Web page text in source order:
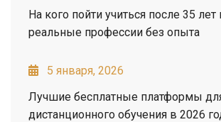
На кого пойти учиться после 35 лет
реальные профессии без опыта
5 января, 2026
Лучшие бесплатные платформы
дистанционного обучения в 2026